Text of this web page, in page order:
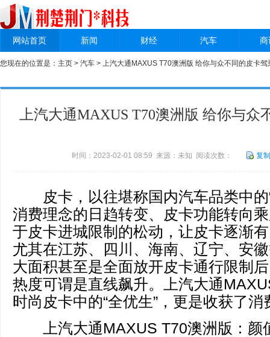
网站首页 新闻 财经 汽车
您现在的位置是： 主页 > 汽车 > 上汽大通MAXUS T70澳洲版 给你与众不同的皮卡驾
上汽大通MAXUS T70澳洲版 给你与众
时间：2023-02-01 08:59 来源：未知 阅读次数： 复
皮卡，以往堪称国内汽车品类中的
消费理念的日趋转变、皮卡功能转向
于皮卡进城限制的松动，让皮卡逐渐有
尤其在江苏、四川、海南、辽宁、安
大面积甚至是全面放开皮卡通行限制
热度可谓是直线飙升。上汽大通
时尚皮卡中的“全优生”，更是收获了
上汽大通MAXUS T70澳洲版：颜